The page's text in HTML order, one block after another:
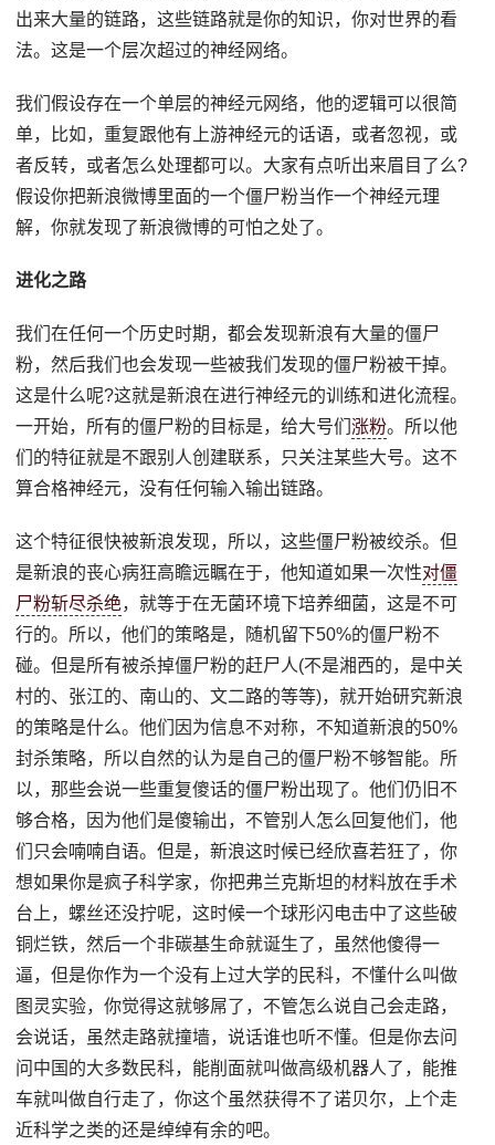
出来大量的链路，这些链路就是你的知识，你对世界的看
法。这是一个层次超过的神经网络。
我们假设存在一个单层的神经元网络，他的逻辑可以很简
单，比如，重复跟他有上游神经元的话语，或者忽视，或
者反转，或者怎么处理都可以。大家有点听出来眉目了么?
假设你把新浪微博里面的一个僵尸粉当作一个神经元理
解，你就发现了新浪微博的可怕之处了。
进化之路
我们在任何一个历史时期，都会发现新浪有大量的僵尸
粉，然后我们也会发现一些被我们发现的僵尸粉被干掉。
这是什么呢?这就是新浪在进行神经元的训练和进化流程。
一开始，所有的僵尸粉的目标是，给大号们涨粉。所以他
们的特征就是不跟别人创建联系，只关注某些大号。这不
算合格神经元，没有任何输入输出链路。
这个特征很快被新浪发现，所以，这些僵尸粉被绞杀。但
是新浪的丧心病狂高瞻远瞩在于，他知道如果一次性对僵
尸粉斩尽杀绝，就等于在无菌环境下培养细菌，这是不可
行的。所以，他们的策略是，随机留下50%的僵尸粉不
碰。但是所有被杀掉僵尸粉的赶尸人(不是湘西的，是中关
村的、张江的、南山的、文二路的等等)，就开始研究新浪
的策略是什么。他们因为信息不对称，不知道新浪的50%
封杀策略，所以自然的认为是自己的僵尸粉不够智能。所
以，那些会说一些重复傻话的僵尸粉出现了。他们仍旧不
够合格，因为他们是傻输出，不管别人怎么回复他们，他
们只会喃喃自语。但是，新浪这时候已经欣喜若狂了，你
想如果你是疯子科学家，你把弗兰克斯坦的材料放在手术
台上，螺丝还没拧呢，这时候一个球形闪电击中了这些破
铜烂铁，然后一个非碳基生命就诞生了，虽然他傻得一
逼，但是你作为一个没有上过大学的民科，不懂什么叫做
图灵实验，你觉得这就够屌了，不管怎么说自己会走路，
会说话，虽然走路就撞墙，说话谁也听不懂。但是你去问
问中国的大多数民科，能削面就叫做高级机器人了，能推
车就叫做自行走了，你这个虽然获得不了诺贝尔，上个走
近科学之类的还是绰绰有余的吧。